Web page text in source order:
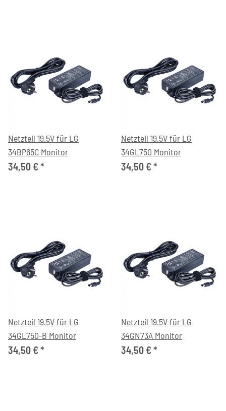
Netzteil 19.5V für LG
34BP65C Monitor
34,50 €*
Netzteil 19.5V für LG
34GL750 Monitor
34,50 €*
Netzteil 19.5V für LG
34GL750-B Monitor
34,50 €*
Netzteil 19.5V für LG
34GN73A Monitor
34,50 €*